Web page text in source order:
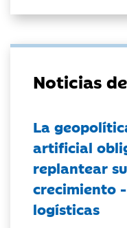
Noticias
La
artificial
replantear
crecimiento
logísticas